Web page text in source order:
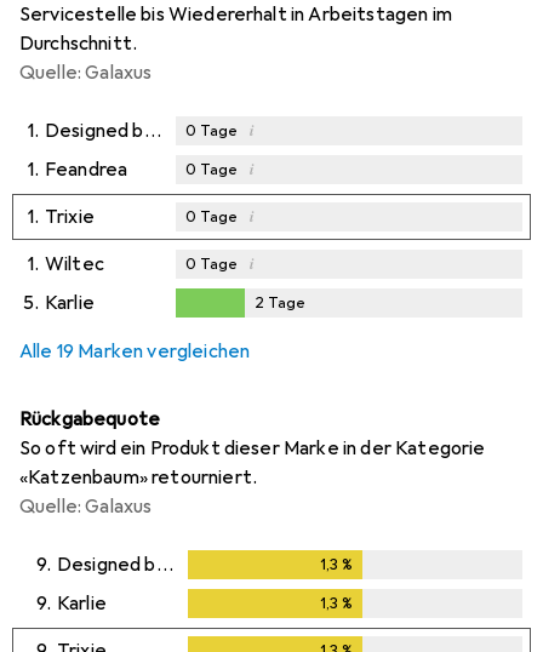
Servicestelle bis Wiedererhalt in Arbeitstagen im
Durchschnitt.
Quelle: Galaxus
1. Designed by Lotte 0 Tage i
1. Feandrea 0 Tage i
1. Trixie 0 Tage i
1. Wiltec 0 Tage i
5. Karlie 2 Tage
Alle 19 Marken vergleichen
Rückgabequote
So oft wird ein Produkt dieser Marke in der Kategorie
«Katzenbaum» retourniert.
Quelle: Galaxus
9. Designed by Lotte 1,3 %
9. Karlie 1,3 %